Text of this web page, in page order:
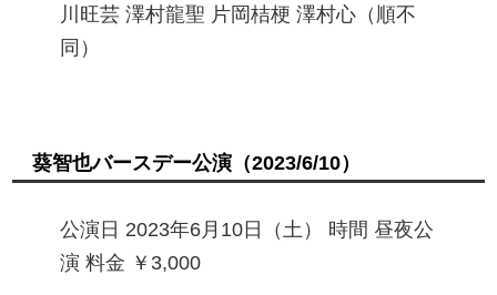
川旺芸 澤村龍聖 片岡桔梗 澤村心（順不
同）
葵智也バースデー公演（2023/6/10）
公演日 2023年6月10日（土） 時間 昼夜公
演 料金 ￥3,000